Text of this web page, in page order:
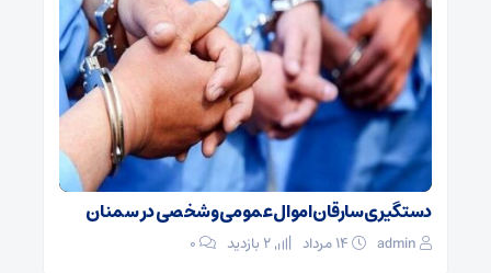
دستگیری سارقان اموال عمومی و شخصی در سمنان
admin ۰